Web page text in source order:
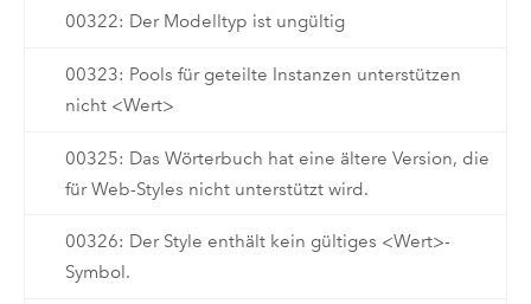
00322: Der Modelltyp ist ungültig
00323: Pools für geteilte Instanzen unterstützen
nicht <Wert>
00325: Das Wörterbuch hat eine ältere Version, die
für Web-Styles nicht unterstützt wird.
00326: Der Style enthält kein gültiges <Wert>-
Symbol.